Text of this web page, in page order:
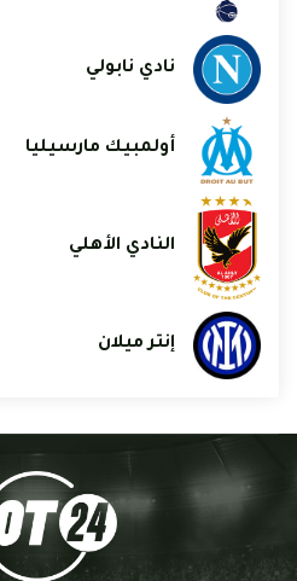
نادي نابولي
أولمبيك مارسيليا
النادي الأهلي
إنتر ميلان